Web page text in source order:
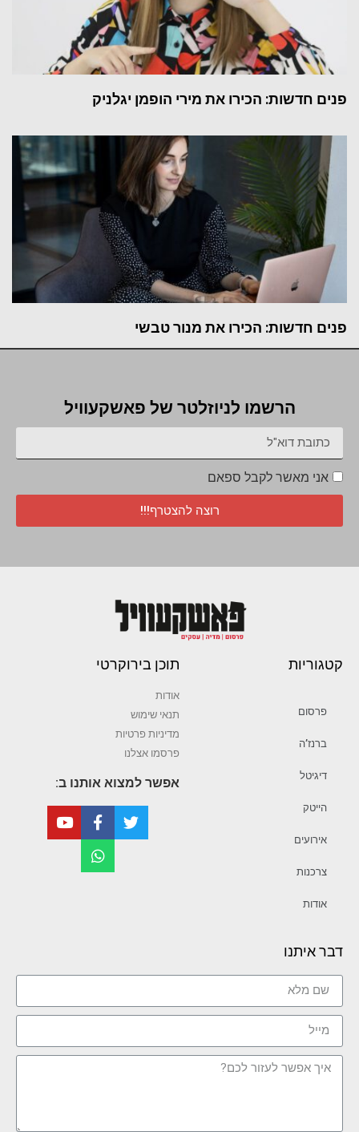
פנים חדשות: הכירו את מירי הופמן יגלניק
פנים חדשות: הכירו את מנור טבשי
הרשמו לניוזלטר של פאשקעוויל
אני מאשר לקבל ספאם
רוצה להצטרף!!!
קטגוריות
פרסום
ברנז’ה
דיגיטל
הייטק
אירועים
צרכנות
אודות
תוכן בירוקרטי
אודות
תנאי שימוש
מדיניות פרטיות
פרסמו אצלנו
אפשר למצוא אותנו ב:
דבר איתנו